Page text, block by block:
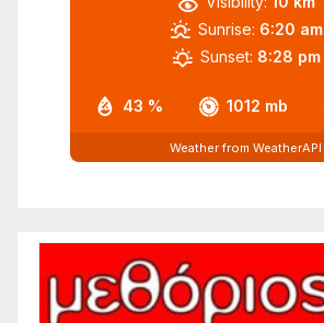
43 % 1012 mb
Sunrise: 6:20 am
Sunset: 8:28 pm
Weather from WeatherAPI